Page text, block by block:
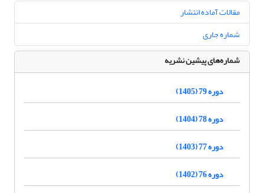
مقالات آماده انتشار
شماره جاری
شماره‌های پیشین نشریه
دوره 79 (1405)
دوره 78 (1404)
دوره 77 (1403)
دوره 76 (1402)